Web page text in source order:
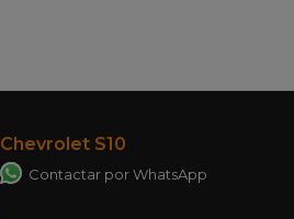
Chevrolet S10
Contactar por WhatsApp